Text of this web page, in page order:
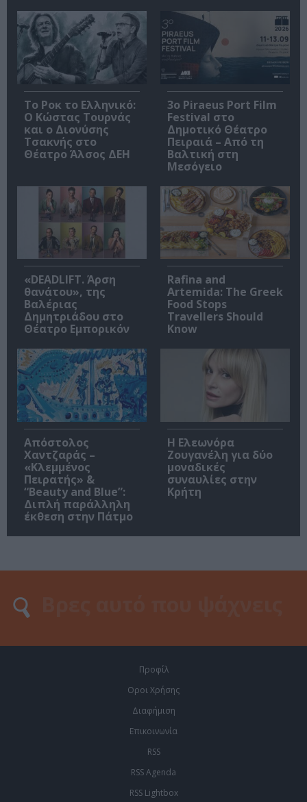
Το Ροκ το Ελληνικό:
Ο Κώστας Τουρνάς
και ο Διονύσης
Τσακνής στο
Θέατρο Άλσος ΔΕΗ
3o Piraeus Port Film
Festival στο
Δημοτικό Θέατρο
Πειραιά – Από τη
Βαλτική στη
Μεσόγειο
«DEADLIFT. Άρση
θανάτου», της
Βαλέριας
Δημητριάδου στο
Θέατρο Εμπορικόν
Rafina and
Artemida: The Greek
Food Stops
Travellers Should
Know
Απόστολος
Χαντζαράς –
«Κλεμμένος
Πειρατής» &
“Beauty and Blue”:
Διπλή παράλληλη
έκθεση στην Πάτμο
Η Ελεωνόρα
Ζουγανέλη για δύο
μοναδικές
συναυλίες στην
Κρήτη
Προφίλ
Οροι Χρήσης
Διαφήμιση
Επικοινωνία
RSS
RSS Agenda
RSS Lightbox